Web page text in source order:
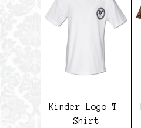
Kinder Logo T-
Shirt